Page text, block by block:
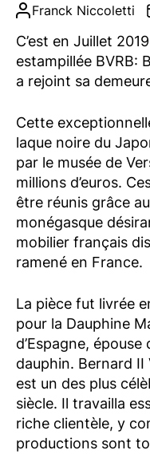
Franck Niccoletti
C’est en Juillet
estampillée BVRB:
a rejoint sa
Cette
laque noire du
par le musée de
millions d’euros.
être réunis grâce
monégasque
mobilier français
ramené en France.
La pièce fut livrée
pour la Dauphine
d’Espagne,
dauphin. Bernard II
est un des plus
siècle. Il travailla
riche clientèle, y
productions sont